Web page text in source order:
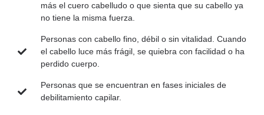
más el cuero cabelludo o que sienta que su cabello ya
no tiene la misma fuerza.
Personas con cabello fino, débil o sin vitalidad. Cuando
el cabello luce más frágil, se quiebra con facilidad o ha
perdido cuerpo.
Personas que se encuentran en fases iniciales de
debilitamiento capilar.